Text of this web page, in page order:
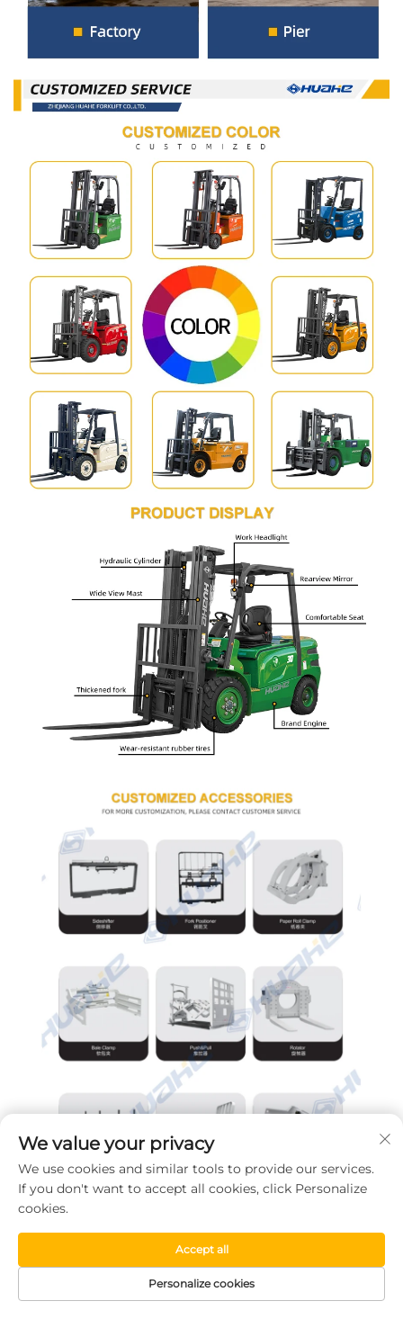
We value your privacy
We use cookies and similar tools to provide our services.
If you don't want to accept all cookies, click Personalize
cookies.
Personalize cookies
Accept all